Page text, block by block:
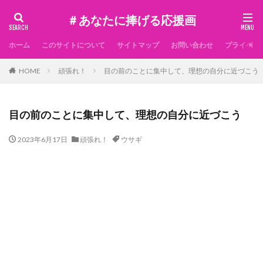
＃あなたに捧げる応援画
ホーム このサイトについて サイトマップ お問い合わせ プライベー
HOME 頑張れ！ 目の前のことに集中して、理想の自分に近づこう
目の前のことに集中して、理想の自分に近づこう
2023年6月17日 頑張れ！ ウサギ